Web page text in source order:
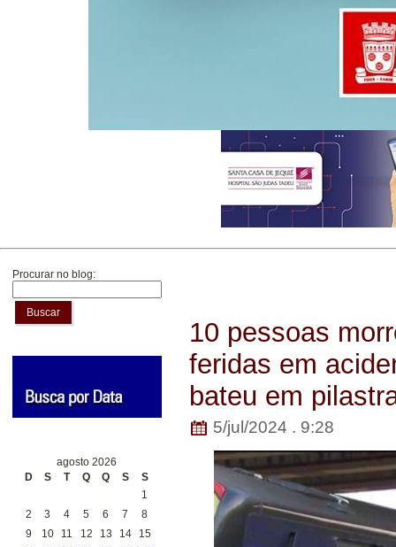
Procurar no blog:
Buscar
agosto 2026
D
S T Q Q S
S
1
2
3 4 5 6 7
8
9
10 11 12 13 14
15
10 pessoas
feridas em
bateu em
5/jul/2024 . 9:28